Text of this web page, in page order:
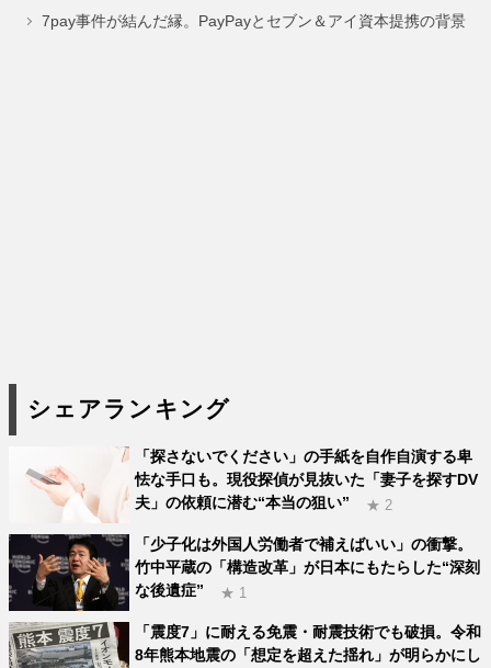
ジ
ジ
ジ
7pay事件が結んだ縁。PayPayとセブン＆アイ資本提携の背景
シェアランキング
「探さないでください」の手紙を自作自演する卑
怯な手口も。現役探偵が見抜いた「妻子を探すDV
夫」の依頼に潜む“本当の狙い”
★ 2
「少子化は外国人労働者で補えばいい」の衝撃。
竹中平蔵の「構造改革」が日本にもたらした“深刻
な後遺症”
★ 1
「震度7」に耐える免震・耐震技術でも破損。令和
8年熊本地震の「想定を超えた揺れ」が明らかにし